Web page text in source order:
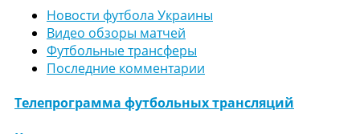
Новости футбола Украины
Видео обзоры матчей
Футбольные трансферы
Последние комментарии
Телепрограмма футбольных трансляций